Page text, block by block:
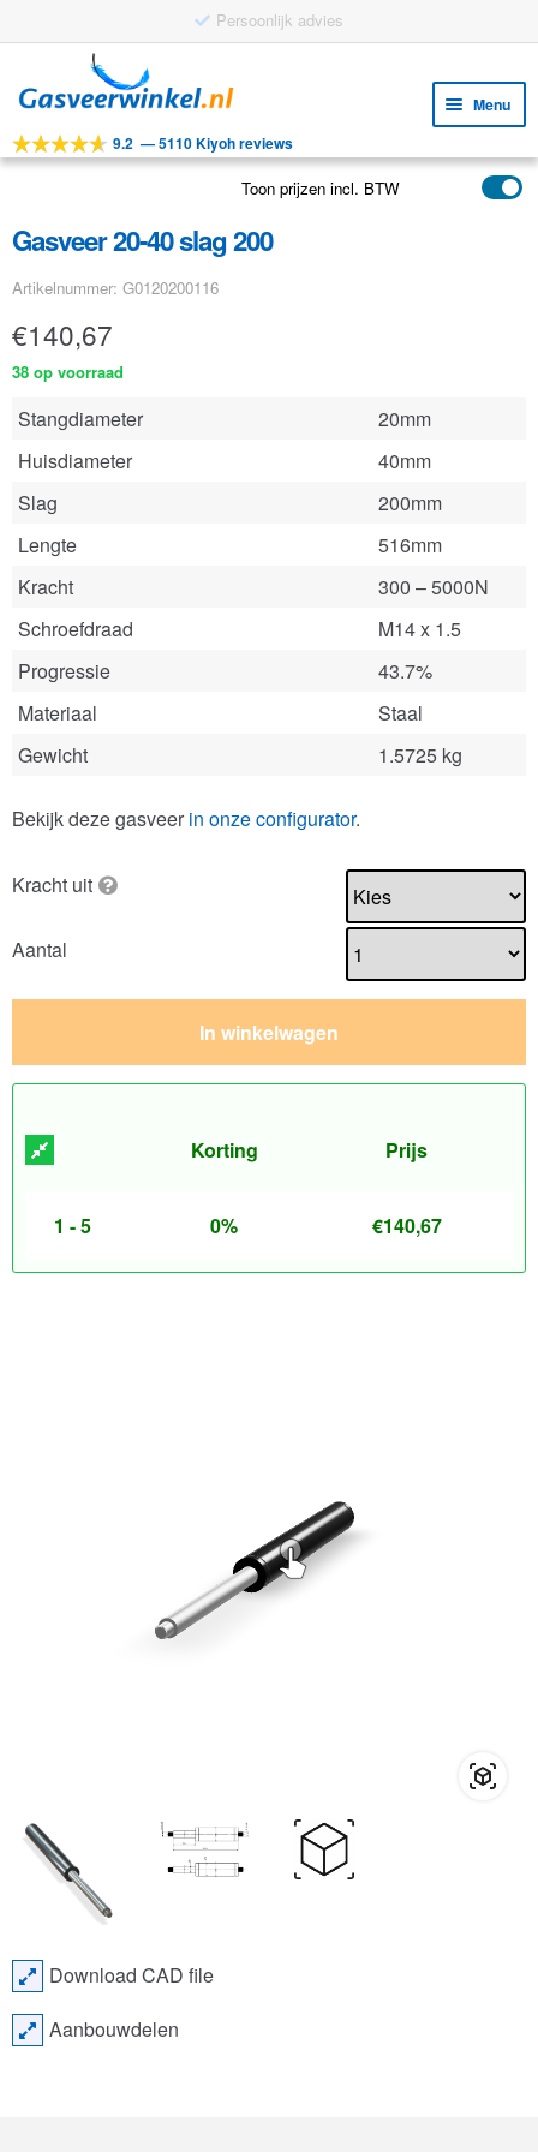
Persoonlijk advies
door
navigatie
naar
inhoud
Menu
Tools
Toepassingen
Klantenservice
FAQ
9.2 —5110 Kiyoh reviews
Toon prijzen incl. BTW
Gasveer 20-40 slag 200
Artikelnummer: G0120200116
€140,67
38 op voorraad
Stangdiameter
20mm
Huisdiameter
40mm
Slag
200mm
Lengte
516mm
Kracht
300 – 5000N
Schroefdraad
M14 x 1.5
Progressie
43.7%
Materiaal
Staal
Gewicht
1.5725 kg
Bekijk deze gasveer in onze configurator.
Kracht uit
Aantal
In winkelwagen
Korting Prijs
1 - 5 0% €140,67
Download CAD file
Aanbouwdelen